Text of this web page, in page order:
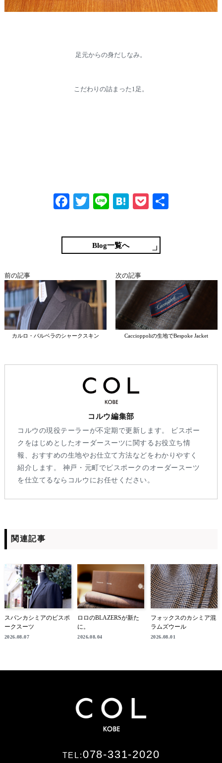
足元からの身だしなみ。
こだわりの詰まった1足。
Fa
bo
ok
T
tte
r
Li
H
en
a
P
ke
t
Blog一覧へ
前の記事
カルロ・バルベラのシャークスキン
次の記事
Caccioppoliの生地でBespoke Jacket
コルウ編集部
コルウの現役テーラーが不定期で更新します。 ビスポー
クをはじめとしたオーダースーツに関するお役立ち情
報、おすすめの生地やお仕立て方法などをわかりやすく
紹介します。 神戸・元町でビスポークのオーダースーツ
を仕立てるならコルウにお任せください。
関連記事
スパンカシミアのビスポ
ークスーツ
2026.08.07
ロロのBLAZERSが新た
に。
2026.08.04
フォックスのカシミア混
ラムズウール
2026.08.01
TEL:078-331-2020